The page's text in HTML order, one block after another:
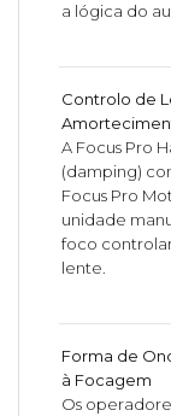
a lógica do
Controlo de
A Focus Pro
(damping)
Focus Pro
unidade
foco
lente.
Forma de
à Focagem
Os